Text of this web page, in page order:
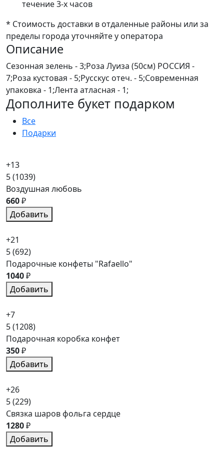
течение 3-х часов
* Стоимость доставки в отдаленные районы или за
пределы города уточняйте у оператора
Описание
Сезонная зелень - 3;Роза Луиза (50см) РОССИЯ -
7;Роза кустовая - 5;Русскус отеч. - 5;Современная
упаковка - 1;Лента атласная - 1;
Дополните букет подарком
Все
Подарки
+13
5(1039)
Воздушная любовь
660₽
Добавить
+21
5(692)
Подарочные конфеты "Rafaello"
1040₽
Добавить
+7
5(1208)
Подарочная коробка конфет
350₽
Добавить
+26
5(229)
Связка шаров фольга сердце
1280₽
Добавить